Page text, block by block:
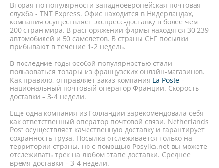
Вторая по популярности западноевропейская почтовая
служба - TNT Express. Офис находится в Нидерландах,
компания осуществляет экспресс-доставку в более чем
200 стран мира. В распоряжении фирмы находятся 30 239
автомобилей и 50 самолетов. В страны СНГ посылки
прибывают в течение 1-2 недель.
В последние годы особой популярностью стали
пользоваться товары из французских онлайн-магазинов.
Как правило, отправляет заказ компания La Poste –
национальный почтовый оператор Франции. Скорость
доставки – 3-4 недели.
Еще одна компания из Голландии зарекомендовала себя
как ответственный оператор почтовой связи. Netherlands
Post осуществляет качественную доставку и гарантирует
сохранность груза. Посылка отслеживается только на
территории страны, но с помощью Posylka.net вы можете
отслеживать трек на любом этапе доставки. Среднее
время доставки – 3-4 недели.